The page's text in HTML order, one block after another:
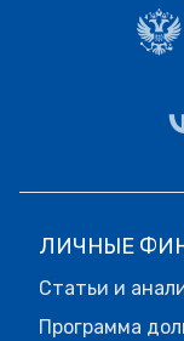
ЛИЧНЫЕ
Статьи и
Программа